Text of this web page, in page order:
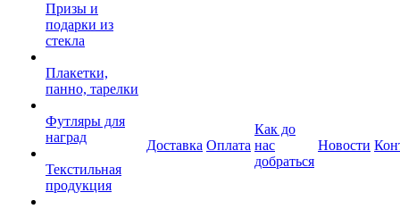
Призы и
подарки из
стекла
Плакетки,
панно, тарелки
Футляры для
наград
Текстильная
продукция
Доставка Оплата
Как до
нас
добраться
Новости